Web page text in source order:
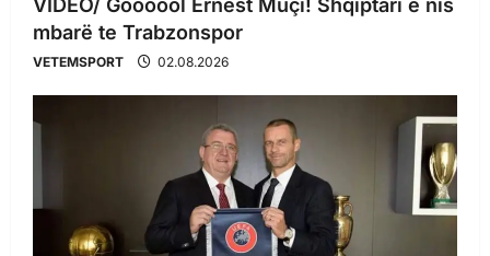
VIDEO/ Goooool Ernest Muçi! Shqiptari e nis
mbarë te Trabzonspor
VETEMSPORT 02.08.2026